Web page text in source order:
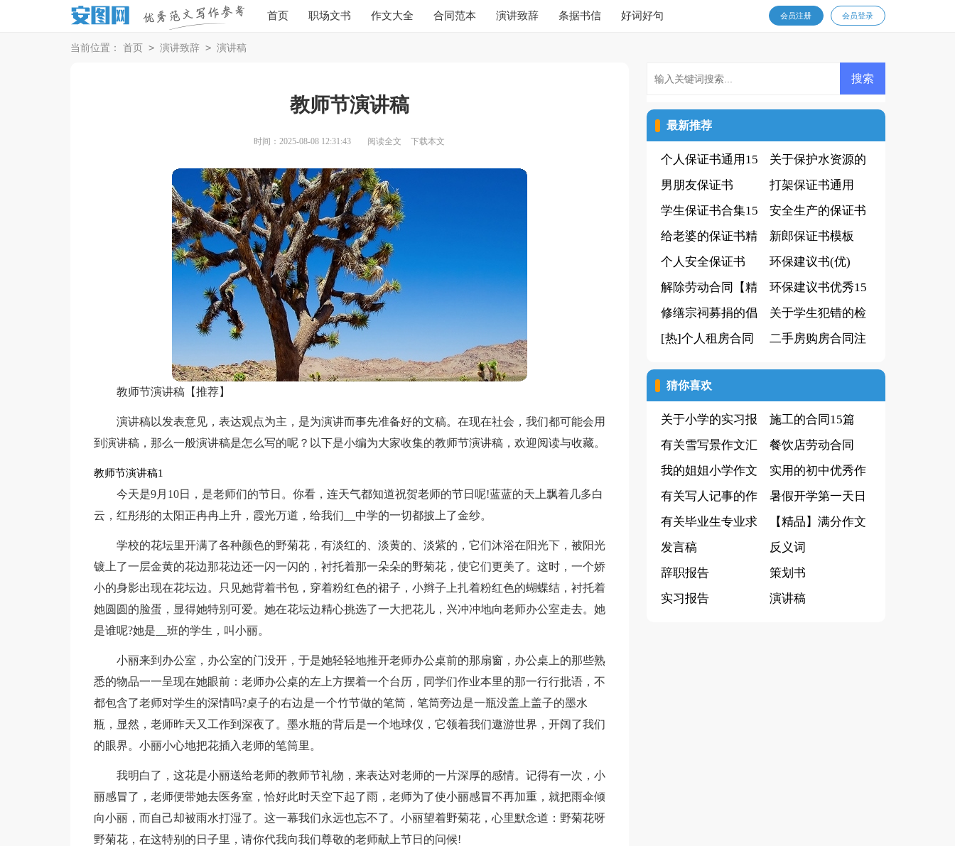
首页 职场文书 作文大全 合同范本 演讲致辞 条据书信 好词好句 会员登录
会员注册
当前位置： 首页 > 演讲致辞 > 演讲稿
教师节演讲稿
时间：2025-08-08 12:31:43 阅读全文 下载本文
教师节演讲稿【推荐】
演讲稿以发表意见，表达观点为主，是为演讲而事先准备好的文稿。在现在社会，我们都可能会用
到演讲稿，那么一般演讲稿是怎么写的呢？以下是小编为大家收集的教师节演讲稿，欢迎阅读与收藏。
教师节演讲稿1
今天是9月10日，是老师们的节日。你看，连天气都知道祝贺老师的节日呢!蓝蓝的天上飘着几多白
云，红彤彤的太阳正冉冉上升，霞光万道，给我们__中学的一切都披上了金纱。
学校的花坛里开满了各种颜色的野菊花，有淡红的、淡黄的、淡紫的，它们沐浴在阳光下，被阳光
镀上了一层金黄的花边那花边还一闪一闪的，衬托着那一朵朵的野菊花，使它们更美了。这时，一个娇
小的身影出现在花坛边。只见她背着书包，穿着粉红色的裙子，小辫子上扎着粉红色的蝴蝶结，衬托着
她圆圆的脸蛋，显得她特别可爱。她在花坛边精心挑选了一大把花儿，兴冲冲地向老师办公室走去。她
是谁呢?她是__班的学生，叫小丽。
小丽来到办公室，办公室的门没开，于是她轻轻地推开老师办公桌前的那扇窗，办公桌上的那些熟
悉的物品一一呈现在她眼前：老师办公桌的左上方摆着一个台历，同学们作业本里的那一行行批语，不
都包含了老师对学生的深情吗?桌子的右边是一个竹节做的笔筒，笔筒旁边是一瓶没盖上盖子的墨水
瓶，显然，老师昨天又工作到深夜了。墨水瓶的背后是一个地球仪，它领着我们遨游世界，开阔了我们
的眼界。小丽小心地把花插入老师的笔筒里。
我明白了，这花是小丽送给老师的教师节礼物，来表达对老师的一片深厚的感情。记得有一次，小
丽感冒了，老师便带她去医务室，恰好此时天空下起了雨，老师为了使小丽感冒不再加重，就把雨伞倾
向小丽，而自己却被雨水打湿了。这一幕我们永远也忘不了。小丽望着野菊花，心里默念道：野菊花呀
野菊花，在这特别的日子里，请你代我向我们尊敬的老师献上节日的问候!
最新推荐
个人保证书通用15
篇
关于保护水资源的
建议书
男朋友保证书
打架保证书通用
学生保证书合集15
篇
安全生产的保证书
给老婆的保证书精
选15篇
新郎保证书模板
个人安全保证书
(通用15篇)
环保建议书(优)
解除劳动合同【精
品15篇】
环保建议书优秀15
篇
修缮宗祠募捐的倡
议书
关于学生犯错的检
讨书
[热]个人租房合同
二手房购房合同注
猜你喜欢
关于小学的实习报
告
施工的合同15篇
有关雪写景作文汇
总六篇
餐饮店劳动合同
我的姐姐小学作文
4篇
实用的初中优秀作
文5篇
有关写人记事的作
文集合九篇
暑假开学第一天日
记
有关毕业生专业求
职信四篇
【精品】满分作文
300字集锦9篇
发言稿
反义词
辞职报告
策划书
实习报告
演讲稿